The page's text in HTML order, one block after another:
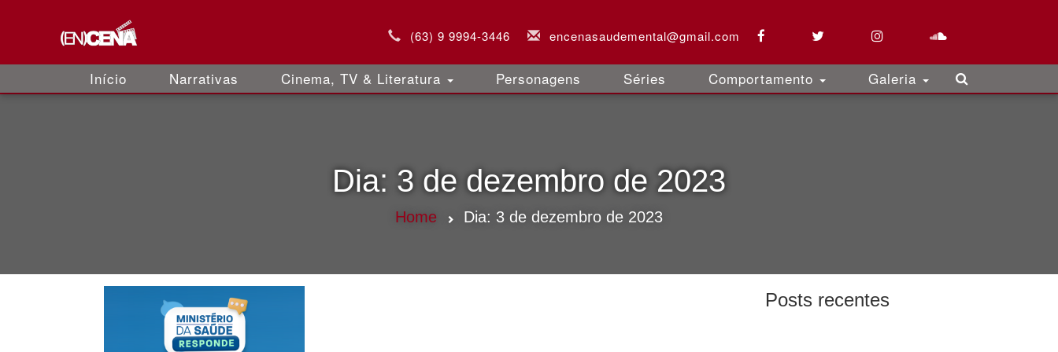
(63) 9 9994-3446 encenasaudemental@gmail.com
Início Narrativas Cinema, TV & Literatura Personagens Séries Comportamento Galeria
Dia: 3 de dezembro de 2023
Home Dia: 3 de dezembro de 2023
Posts recentes